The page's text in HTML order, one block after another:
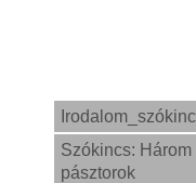
Szókincs: Három
pásztorok